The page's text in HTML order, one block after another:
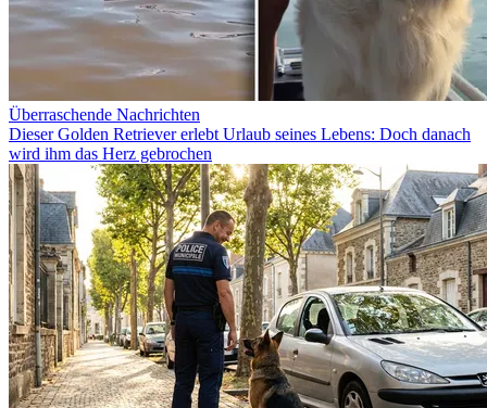
Überraschende Nachrichten
Dieser Golden Retriever erlebt Urlaub seines Lebens: Doch danach
wird ihm das Herz gebrochen